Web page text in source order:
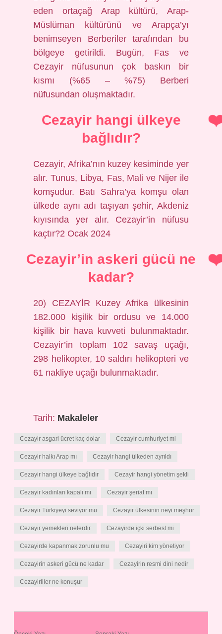
eden ortaçağ Arap kültürü, Arap-
Müslüman kültürünü ve Arapça’yı
benimseyen Berberiler tarafından bu
bölgeye getirildi. Bugün, Fas ve
Cezayir nüfusunun çok baskın bir
kısmı (%65 – %75) Berberi
nüfusundan oluşmaktadır.
Cezayir hangi ülkeye
bağlıdır?
Cezayir, Afrika’nın kuzey kesiminde yer
alır. Tunus, Libya, Fas, Mali ve Nijer ile
komşudur. Batı Sahra’ya komşu olan
ülkede aynı adı taşıyan şehir, Akdeniz
kıyısında yer alır. Cezayir’in nüfusu
kaçtır?2 Ocak 2024
Cezayir’in askeri gücü ne
kadar?
20) CEZAYİR Kuzey Afrika ülkesinin
182.000 kişilik bir ordusu ve 14.000
kişilik bir hava kuvveti bulunmaktadır.
Cezayir’in toplam 102 savaş uçağı,
298 helikopter, 10 saldırı helikopteri ve
61 nakliye uçağı bulunmaktadır.
Tarih: Makaleler
Cezayir asgari ücret kaç dolar Cezayir cumhuriyet mi
Cezayir halkı Arap mı Cezayir hangi ülkeden ayrıldı
Cezayir hangi ülkeye bağlıdır Cezayir hangi yönetim şekli
Cezayir kadınları kapalı mı Cezayir şeriat mı
Cezayir Türkiyeyi seviyor mu Cezayir ülkesinin neyi meşhur
Cezayir yemekleri nelerdir Cezayirde içki serbest mi
Cezayirde kapanmak zorunlu mu Cezayiri kim yönetiyor
Cezayirin askeri gücü ne kadar Cezayirin resmi dini nedir
Cezayirliler ne konuşur